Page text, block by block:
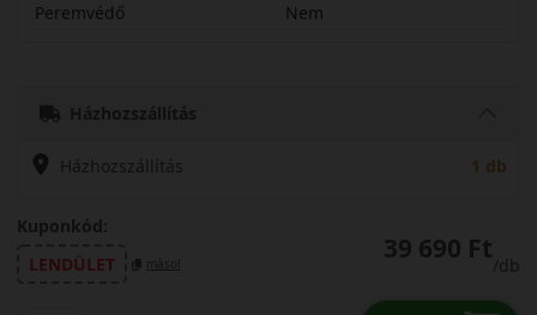
Peremvédő
Nem
Házhozszállítás
Házhozszállítás 1 db
Kuponkód:
LENDÜLET
másol 39 690 Ft
/db